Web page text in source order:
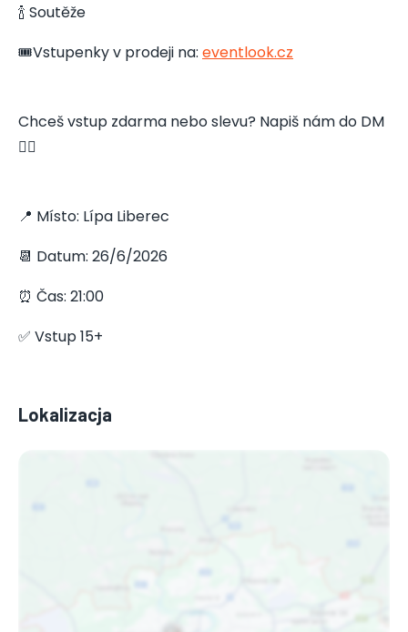
🍾 Soutěže
🎟️Vstupenky v prodeji na: eventlook.cz
Chceš vstup zdarma nebo slevu? Napiš nám do DM
👇🏻
📍 Místo: Lípa Liberec
📆 Datum: 26/6/2026
⏰ Čas: 21:00
✅ Vstup 15+
Lokalizacja